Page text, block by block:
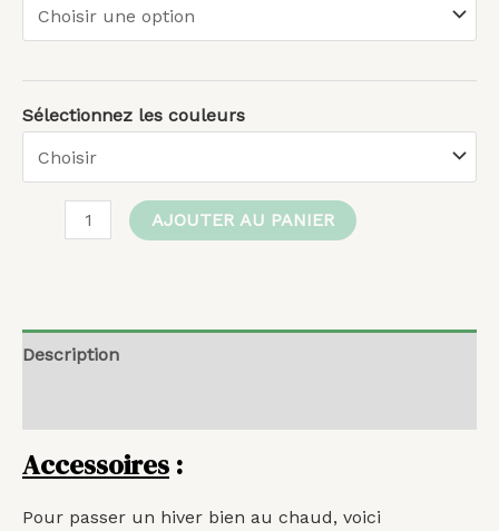
Sélectionnez les couleurs
AJOUTER AU PANIER
Description
Accessoires :
Pour passer un hiver bien au chaud, voici